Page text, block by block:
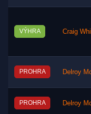
VÝHRA Craig
PROHRA Delroy
PROHRA Delroy